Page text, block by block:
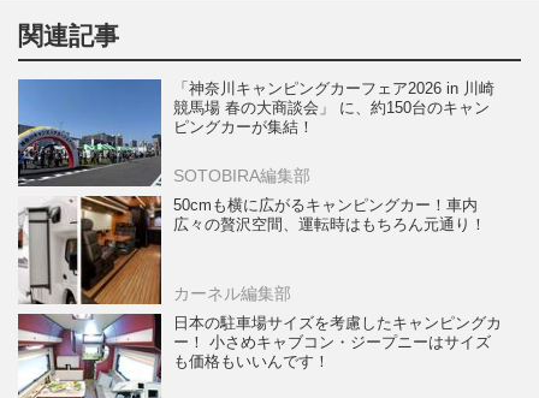
関連記事
「神奈川キャンピングカーフェア2026 in 川崎
競馬場 春の大商談会」 に、約150台のキャン
ピングカーが集結！
SOTOBIRA編集部
50cmも横に広がるキャンピングカー！車内
広々の贅沢空間、運転時はもちろん元通り！
カーネル編集部
日本の駐車場サイズを考慮したキャンピングカ
ー！ 小さめキャブコン・ジープニーはサイズ
も価格もいいんです！